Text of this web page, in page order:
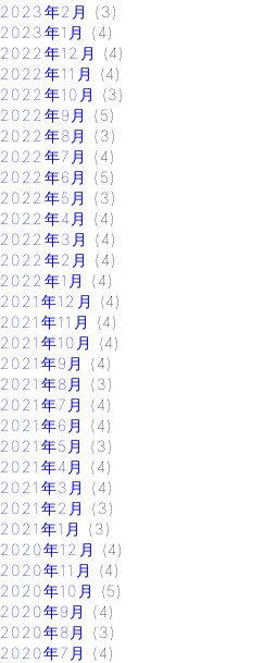
2023年2月
(3)
2023年1月
(4)
2022年12月
(4)
2022年11月
(4)
2022年10月
(3)
2022年9月
(5)
2022年8月
(3)
2022年7月
(4)
2022年6月
(5)
2022年5月
(3)
2022年4月
(4)
2022年3月
(4)
2022年2月
(4)
2022年1月
(4)
2021年12月
(4)
2021年11月
(4)
2021年10月
(4)
2021年9月
(4)
2021年8月
(3)
2021年7月
(4)
2021年6月
(4)
2021年5月
(3)
2021年4月
(4)
2021年3月
(4)
2021年2月
(3)
2021年1月
(3)
2020年12月
(4)
2020年11月
(4)
2020年10月
(5)
2020年9月
(4)
2020年8月
(3)
2020年7月
(4)